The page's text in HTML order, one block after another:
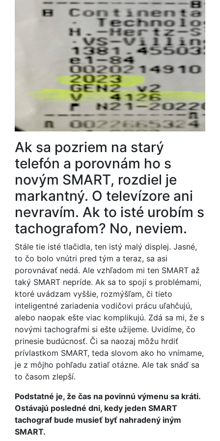
Ak sa pozriem na starý
telefón a porovnám ho s
novým SMART, rozdiel je
markantný. O televízore ani
nevravím. Ak to isté urobím s
tachografom? No, neviem.
Stále tie isté tlačidla, ten istý malý displej. Jasné,
to čo bolo vnútri pred tým a teraz, sa asi
porovnávať nedá. Ale vzhľadom mi ten SMART až
taký SMART nepríde. Ak sa to spojí s problémami,
ktoré uvádzam vyššie, rozmýšľam, či tieto
inteligentné zariadenia vodičovi prácu uľahčujú,
alebo naopak ešte viac komplikujú. Zdá sa mi, že s
novými tachografmi si ešte užijeme. Uvidíme, čo
prinesie budúcnosť. Či sa naozaj môžu hrdiť
prívlastkom SMART, teda slovom ako ho vnímame,
je z môjho pohľadu zatiaľ otázne. Ale tak snáď sa
to časom zlepší.
Podstatné je, že čas na povinnú výmenu sa kráti.
Ostávajú posledné dni, kedy jeden SMART
tachograf bude musieť byť nahradený iným
SMART.